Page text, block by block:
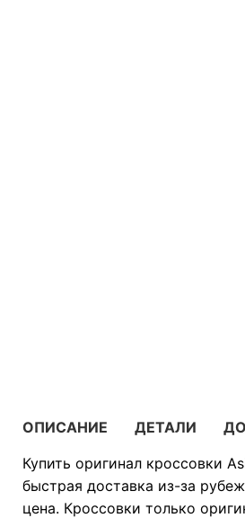
ОПИСАНИЕ ДЕТАЛИ
Купить оригинал кроссовки
быстрая доставка из-за
цена. Кроссовки только